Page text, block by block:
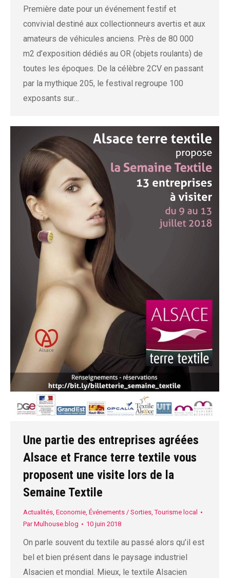
Première date pour un événement festif et
convivial destiné aux collectionneurs avertis et aux
amateurs de véhicules anciens. Près de 80 000
m2 d’exposition dédiés au OR (objets roulants) de
toutes les époques. De la célèbre 2CV en passant
par la mythique 205, le festival regroupe 100
exposants sur…
Une partie des entreprises agréées
Alsace et France terre textile vous
proposent une visite lors de la
Semaine Textile
Actualités, Economie, Événements / Sorties,Tourisme local
ParMulhouse.blog 10 juin 2018
On parle souvent du textile au passé alors qu’il est
bel et bien présent dans le paysage industriel
Alsacien et mondial. Mieux, le textile Alsacien